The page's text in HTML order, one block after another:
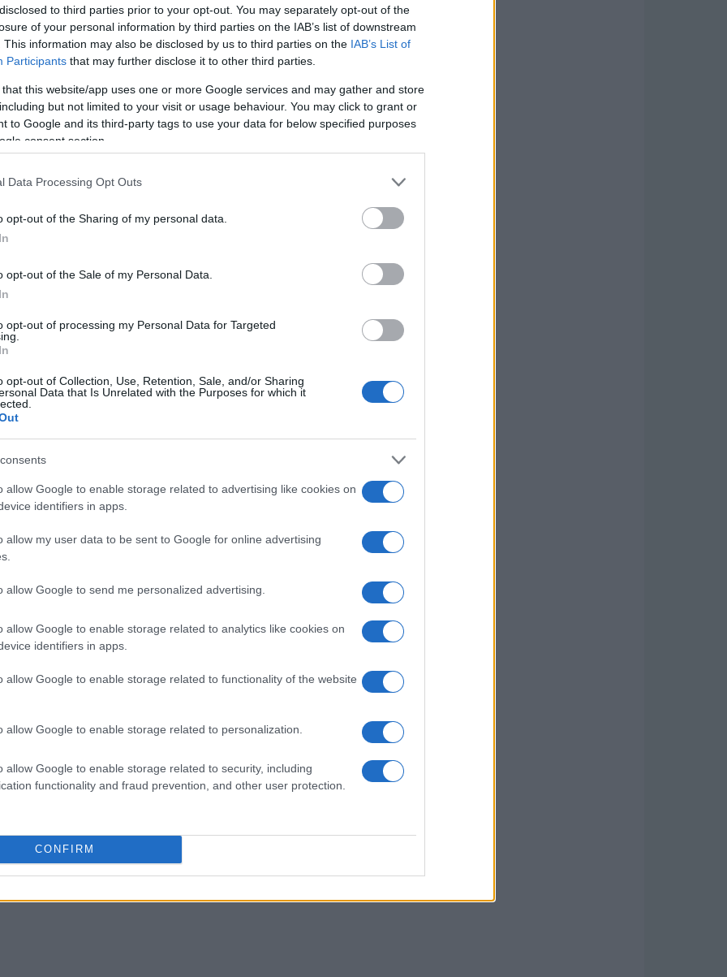
to third parties prior to your opt-out. You may separately opt-out of the
of your personal information by third parties on the IAB’s list of downstream
This information may also be disclosed by us to third parties on the IAB’s List of
Participants that may further disclose it to other third parties.
that this website/app uses one or more Google services and may gather and store
but not limited to your visit or usage behaviour. You may click to grant or
to Google and its third-party tags to use your data for below specified purposes
consent section.
Data Processing Opt Outs
opt-out of the Sharing of my personal data.
opt-out of the Sale of my Personal Data.
opt-out of processing my Personal Data for Targeted
opt-out of Collection, Use, Retention, Sale, and/or Sharing
Data that Is Unrelated with the Purposes for which it
allow Google to enable storage related to advertising like cookies on
identifiers in apps.
allow my user data to be sent to Google for online advertising
allow Google to send me personalized advertising.
allow Google to enable storage related to analytics like cookies on
identifiers in apps.
allow Google to enable storage related to functionality of the website
allow Google to enable storage related to personalization.
allow Google to enable storage related to security, including
functionality and fraud prevention, and other user protection.
CONFIRM
di carbonio
la propriacarbon footprintaziendale. Questo
ma rappresenta una chiara opportunità per
di ClimatePartner, l’azienda ha potuto
stabilire obiettivi precisi per la riduzione delle
allaproduct carbon footprint
principali: dissuasori fissi e mobili,
Questa suddivisione consente di
segmento, facilitando interventi specifici
carbon footprint
tonnellate di CO2 nell’arco dell’anno. La
quella di
dai materiali utilizzati nella produzione.
delle emissioni totali.